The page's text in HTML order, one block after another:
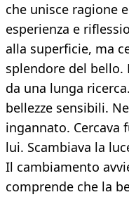
che unisce ragione
esperienza e
alla superficie, ma
splendore del bello.
da una lunga
bellezze sensibili.
ingannato. Cercava
lui. Scambiava la
Il cambiamento
comprende che la